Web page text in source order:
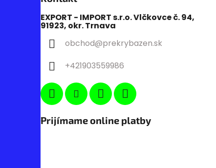
EXPORT - IMPORT s.r.o. Vlčkovce č. 94,
91923, okr. Trnava
obchod@prekrybazen.sk
+421903559986
Prijímame online platby